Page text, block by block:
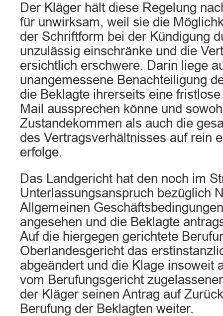
Der Kläger hält diese Regelung
für unwirksam, weil sie die
der Schriftform bei der Kündigung
unzulässig einschränke und die
ersichtlich erschwere. Darin liege
unangemessene Benachteiligung
die Beklagte ihrerseits eine
Mail aussprechen könne und
Zustandekommen als auch die
des Vertragsverhältnisses auf rein
erfolge.
Das Landgericht hat den noch im
Unterlassungsanspruch bezüglich
Allgemeinen
angesehen und die Beklagte
Auf die hiergegen gerichtete
Oberlandesgericht das
abgeändert und die Klage insoweit
vom Berufungsgericht
der Kläger seinen Antrag auf
Berufung der Beklagten weiter.